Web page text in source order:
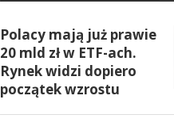
Polacy mają już prawie
20 mld zł w ETF-ach.
Rynek widzi dopiero
początek wzrostu